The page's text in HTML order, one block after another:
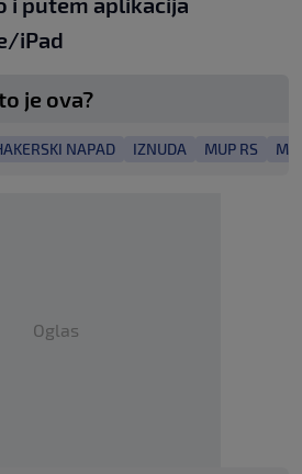
iPad
je ova?
NAPAD IZNUDA MUP RS
Oglas